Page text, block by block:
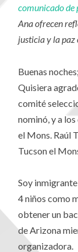
comunicado de
Ana ofrecen
justicia y la paz
Buenas
Quisiera
comité
nominó, y a
el Mons. Raúl
Tucson el
Soy
4 niños como
obtener un
de Arizona
organizadora.